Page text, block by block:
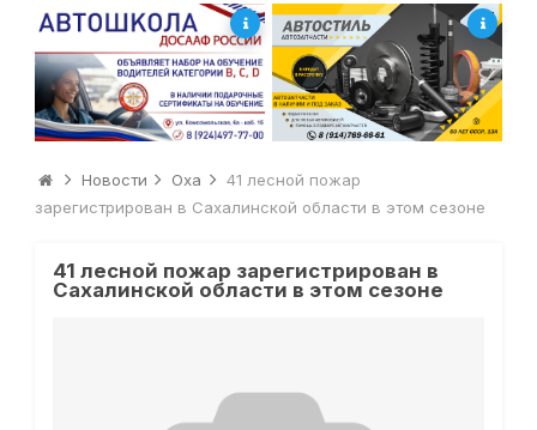
Новости Оха
41 лесной пожар
зарегистрирован в Сахалинской области в этом сезоне
41 лесной пожар зарегистрирован в
Сахалинской области в этом сезоне